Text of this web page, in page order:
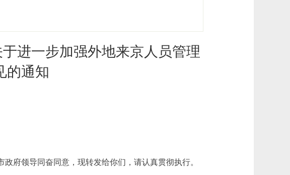
进一步加强外地来京人员管理
的通知
府领导同奋同意，现转发给你们，请认真贯彻执行。